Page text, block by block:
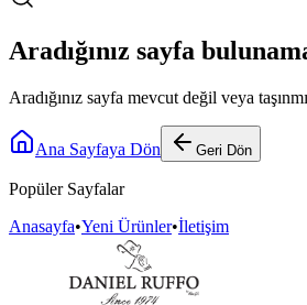
Aradığınız sayfa
Aradığınız sayfa mevcut değil veya
Ana Sayfaya Dön Geri Dön
Popüler Sayfalar
Anasayfa•Yeni Ürünler•İletişim